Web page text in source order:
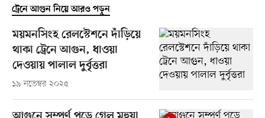
ট্রেনে আগুন নিয়ে আরও পড়ুন
ময়মনসিংহ রেলস্টেশনে দাঁড়িয়ে
থাকা ট্রেনে আগুন, ধাওয়া
দেওয়ায় পালাল দুর্বৃত্তরা
১৯ নভেম্বর ২০২৫